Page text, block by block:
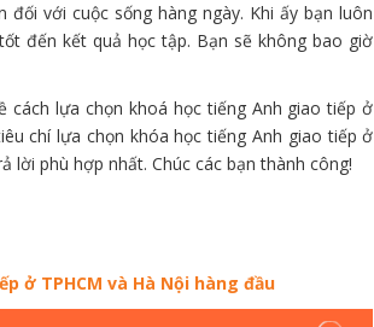
với cuộc sống hàng ngày. Khi ấy bạn luôn
đến kết quả học tập. Bạn sẽ không bao giờ
lựa chọn khoá học tiếng Anh giao tiếp ở
chí lựa chọn khóa học tiếng Anh giao tiếp ở
lời phù hợp nhất. Chúc các bạn thành công!
ở TPHCM và Hà Nội hàng đầu